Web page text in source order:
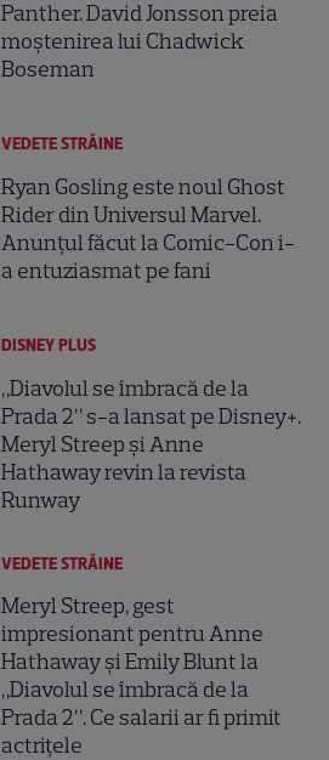
Panther. David Jonsson preia
moștenirea lui Chadwick
Boseman
VEDETE STRĂINE
Ryan Gosling este noul Ghost
Rider din Universul Marvel.
Anunțul făcut la Comic-Con i-
a entuziasmat pe fani
DISNEY PLUS
„Diavolul se îmbracă de la
Prada 2” s-a lansat pe Disney+.
Meryl Streep și Anne
Hathaway revin la revista
Runway
VEDETE STRĂINE
Meryl Streep, gest
impresionant pentru Anne
Hathaway și Emily Blunt la
„Diavolul se îmbracă de la
Prada 2”. Ce salarii ar fi primit
actrițele